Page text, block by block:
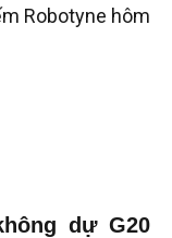
Robotyne hôm
dự G20